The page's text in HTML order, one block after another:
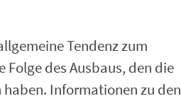
Tendenz zum
Folge des Ausbaus, den die
Informationen zu den